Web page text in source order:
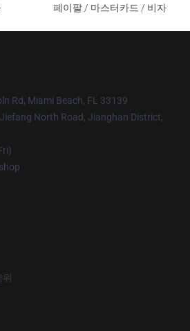
페이팔 / 마스터카드 / 비자
Rd, Miami Beach, FL 33139
North Road, Jianghan District,